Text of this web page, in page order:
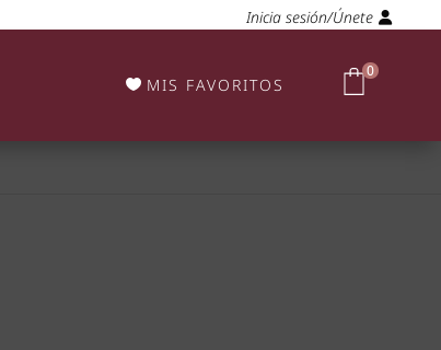
Inicia sesión/Únete
MIS FAVORITOS
0